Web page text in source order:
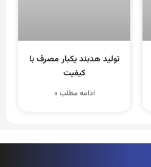
تولید هدبند یکبار مصرف با
کیفیت
ادامه مطلب »